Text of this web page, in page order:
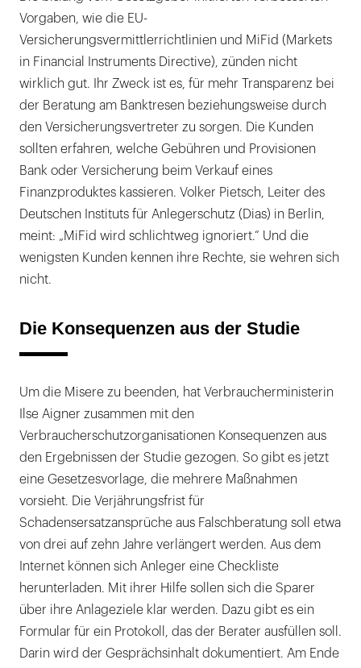
Vorgaben, wie die EU-
Versicherungsvermittlerrichtlinien und MiFid (Markets
in Financial Instruments Directive), zünden nicht
wirklich gut. Ihr Zweck ist es, für mehr Transparenz bei
der Beratung am Banktresen beziehungsweise durch
den Versicherungsvertreter zu sorgen. Die Kunden
sollten erfahren, welche Gebühren und Provisionen
Bank oder Versicherung beim Verkauf eines
Finanzproduktes kassieren. Volker Pietsch, Leiter des
Deutschen Instituts für Anlegerschutz (Dias) in Berlin,
meint: „MiFid wird schlichtweg ignoriert.“ Und die
wenigsten Kunden kennen ihre Rechte, sie wehren sich
nicht.
Die Konsequenzen aus der Studie
Um die Misere zu beenden, hat Verbraucherministerin
Ilse Aigner zusammen mit den
Verbraucherschutzorganisationen Konsequenzen aus
den Ergebnissen der Studie gezogen. So gibt es jetzt
eine Gesetzesvorlage, die mehrere Maßnahmen
vorsieht. Die Verjährungsfrist für
Schadensersatzansprüche aus Falschberatung soll etwa
von drei auf zehn Jahre verlängert werden. Aus dem
Internet können sich Anleger eine Checkliste
herunterladen. Mit ihrer Hilfe sollen sich die Sparer
über ihre Anlageziele klar werden. Dazu gibt es ein
Formular für ein Protokoll, das der Berater ausfüllen soll.
Darin wird der Gesprächsinhalt dokumentiert. Am Ende